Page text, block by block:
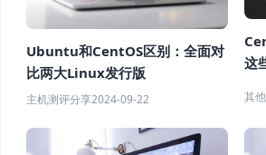
Ubuntu和CentOS区别：全面对
比两大Linux发行版
主机测评分享2024-09-22
这
其